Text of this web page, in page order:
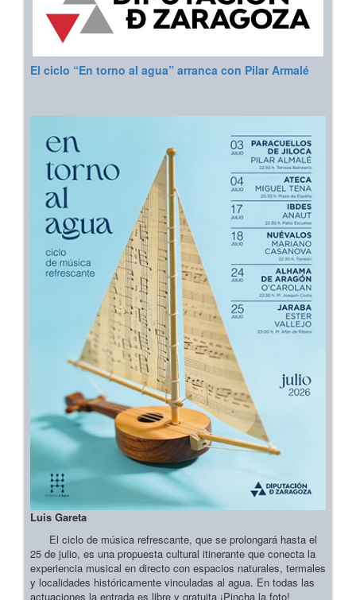
El ciclo “En torno al agua” arranca con Pilar Armalé
Luis Gareta
El ciclo de música refrescante, que se prolongará hasta el
25 de julio, es una propuesta cultural itinerante que conecta la
experiencia musical en directo con espacios naturales, termales
y localidades históricamente vinculadas al agua. En todas las
actuaciones la entrada es libre y gratuita ¡Pincha la foto!